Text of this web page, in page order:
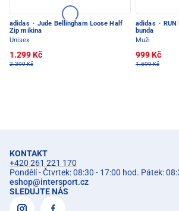
adidas · Jude Bellingham Loose Half
Zip mikina
Unisex
1.299 Kč
2.399 Kč
adidas ·
bunda
Muži
999 Kč
1.599 Kč
KONTAKT
+420 261 221 170
Pondělí - Čtvrtek: 08:30 - 17:00 hod. Pátek:
eshop@intersport.cz
SLEDUJTE NÁS